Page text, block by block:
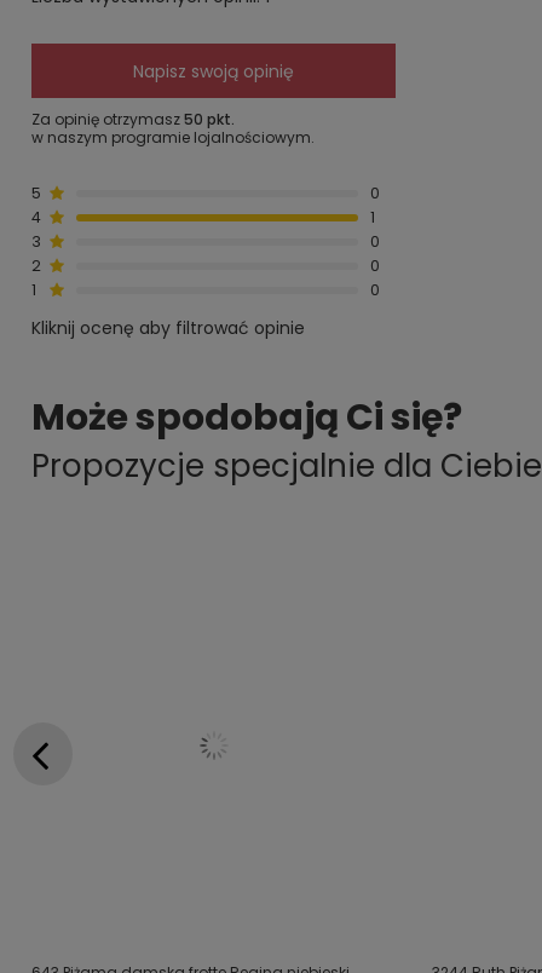
Napisz swoją opinię
Za opinię otrzymasz50 pkt.
w naszym programie lojalnościowym.
5
0
4
1
3
0
2
0
1
0
Kliknij ocenę aby filtrować opinie
Może spodobają Ci się?
Propozycje specjalnie dla Ciebie